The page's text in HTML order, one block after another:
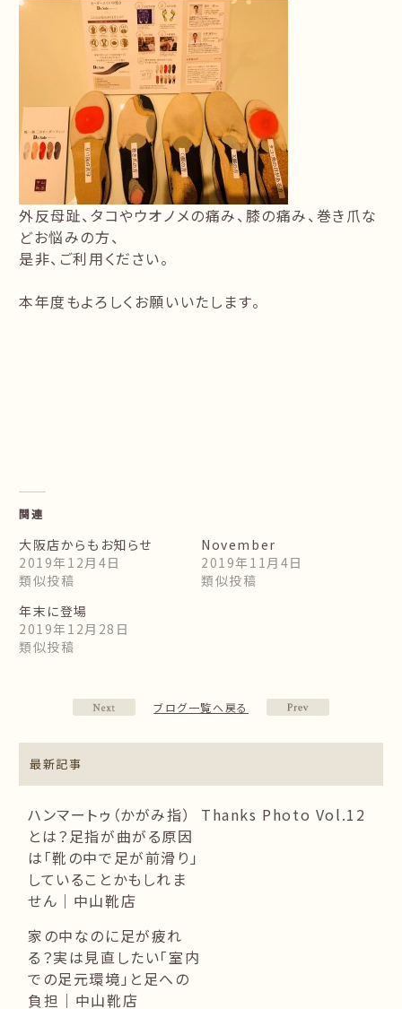
外反母趾、タコやウオノメの痛み、膝の痛み、巻き爪な
どお悩みの方、
是非、ご利用ください。
本年度もよろしくお願いいたします。
関連
大阪店からもお知らせ
2019年12月4日
類似投稿
November
2019年11月4日
類似投稿
年末に登場
2019年12月28日
類似投稿
ブログ一覧へ戻る
最新記事
ハンマートゥ（かがみ指）
とは？足指が曲がる原因
は「靴の中で足が前滑り」
していることかもしれま
せん｜中山靴店
Thanks Photo Vol.12
家の中なのに足が疲れ
る？実は見直したい「室内
での足元環境」と足への
負担｜中山靴店